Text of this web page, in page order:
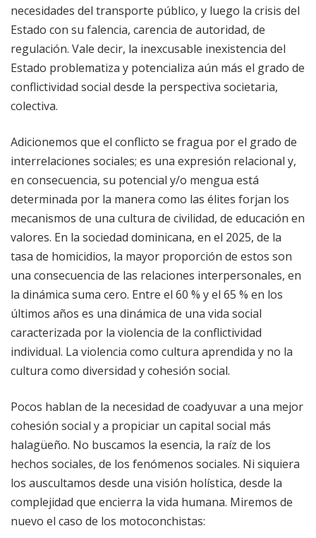
necesidades del transporte público, y luego la crisis del
Estado con su falencia, carencia de autoridad, de
regulación. Vale decir, la inexcusable inexistencia del
Estado problematiza y potencializa aún más el grado de
conflictividad social desde la perspectiva societaria,
colectiva.
Adicionemos que el conflicto se fragua por el grado de
interrelaciones sociales; es una expresión relacional y,
en consecuencia, su potencial y/o mengua está
determinada por la manera como las élites forjan los
mecanismos de una cultura de civilidad, de educación en
valores. En la sociedad dominicana, en el 2025, de la
tasa de homicidios, la mayor proporción de estos son
una consecuencia de las relaciones interpersonales, en
la dinámica suma cero. Entre el 60 % y el 65 % en los
últimos años es una dinámica de una vida social
caracterizada por la violencia de la conflictividad
individual. La violencia como cultura aprendida y no la
cultura como diversidad y cohesión social.
Pocos hablan de la necesidad de coadyuvar a una mejor
cohesión social y a propiciar un capital social más
halagüeño. No buscamos la esencia, la raíz de los
hechos sociales, de los fenómenos sociales. Ni siquiera
los auscultamos desde una visión holística, desde la
complejidad que encierra la vida humana. Miremos de
nuevo el caso de los motoconchistas: